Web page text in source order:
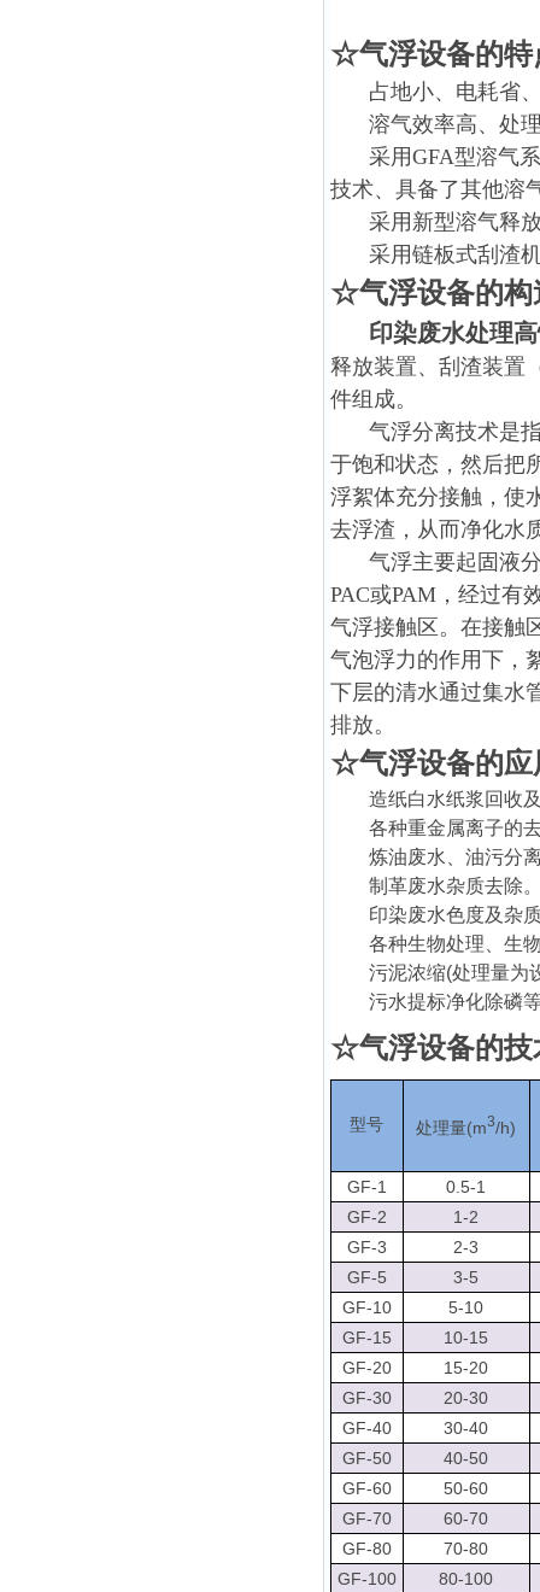
☆气浮设备的特
占地小、电耗省
溶气效率高、处
采用GFA型溶气
技术、具备了其他溶
采用新型溶气释
采用链板式刮渣
☆气浮设备的构
印染废水处理
释放装置、刮渣装置
件组成。
气浮分离技术是
于饱和状态，然后把
浮絮体充分接触，使
去浮渣，从而净化水
气浮主要起固液
PAC或PAM，经过有
气浮接触区。在接触
气泡浮力的作用下，
下层的清水通过集水
排放。
☆气浮设备的应
造纸白水纸浆回收
各种重金属离子的
炼油废水、油污分
制革废水杂质去除
印染废水色度及杂
各种生物处理、生
污泥浓缩(处理量为
污水提标净化除磷
☆气浮设备的技
型号 处理量(m3/h)
GF-1
0.5-1
GF-2
1-2
GF-3
2-3
GF-5
3-5
GF-10
5-10
GF-15
10-15
GF-20
15-20
GF-30
20-30
GF-40
30-40
GF-50
40-50
GF-60
50-60
GF-70
60-70
GF-80
70-80
GF-100
80-100